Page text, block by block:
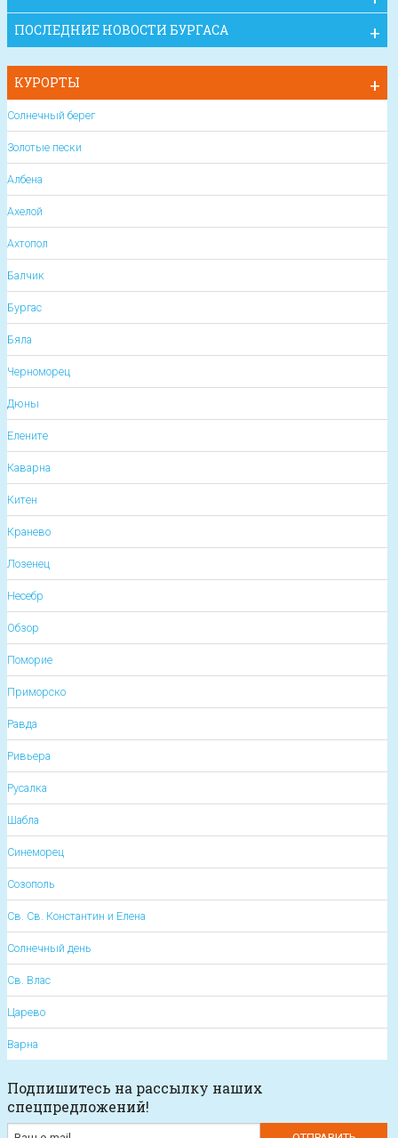
ПОСЛЕДНИЕ НОВОСТИ БУРГАСА
КУРОРТЫ
Солнечный берег
Золотые пески
Албена
Ахелой
Ахтопол
Балчик
Бургас
Бяла
Черноморец
Дюны
Елените
Каварна
Китен
Кранево
Лозенец
Несебр
Обзор
Поморие
Приморско
Равда
Ривьера
Русалка
Шабла
Синеморец
Созополь
Св. Св. Константин и Елена
Солнечный день
Св. Влас
Царево
Варна
Подпишитесь на рассылку наших
спецпредложений!